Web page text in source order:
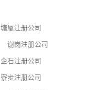
塘厦注册公司
谢岗注册公司
企石注册公司
寮步注册公司